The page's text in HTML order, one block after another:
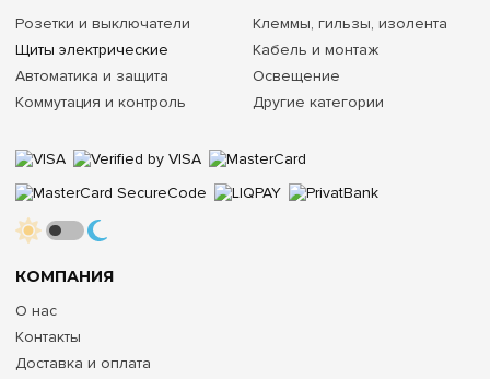
КОМПАНИЯ
О нас
Контакты
Доставка и оплата
Розетки и выключатели
Щиты электрические
Автоматика и защита
Коммутация и контроль
Клеммы, гильзы, изолента
Кабель и монтаж
Освещение
Другие категории